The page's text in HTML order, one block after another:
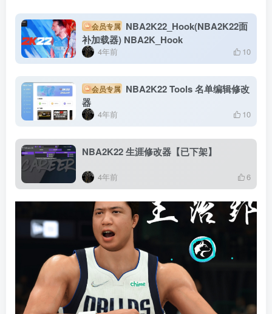
会员专属 NBA2K22_Hook(NBA2K22面
补加载器) NBA2K_Hook
4年前 10
会员专属 NBA2K22 Tools 名单编辑修改
器
4年前 10
NBA2K22 生涯修改器【已下架】
4年前 6